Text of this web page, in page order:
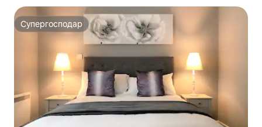
Супергосподар
Супергосподар